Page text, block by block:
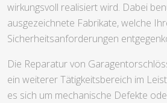
wirkungsvoll realisiert wird. Dabei
ausgezeichnete Fabrikate, welche
Sicherheitsanforderungen
Die Reparatur von
ein weiterer Tätigkeitsbereich im
es sich um mechanische Defekte